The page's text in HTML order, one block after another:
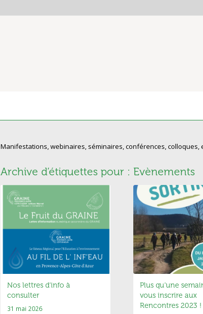
Manifestations, webinaires, séminaires, conférences, colloques,
Archive d’étiquettes pour : Evènements
Nos lettres d’info à
consulter
31 mai 2026
Plus qu’une
vous inscrire aux
Rencontres 2023 !